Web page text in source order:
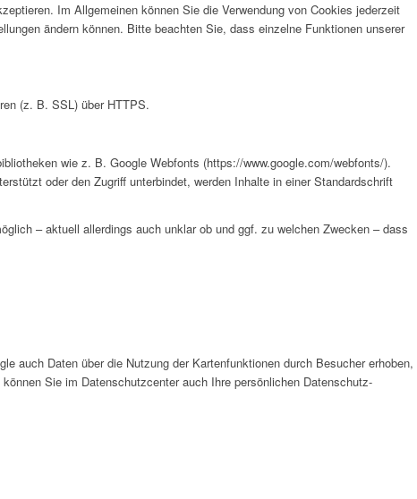
Im Allgemeinen können Sie die Verwendung von Cookies jederzeit
ändern können. Bitte beachten Sie, dass einzelne Funktionen unserer
(z. B. SSL) über HTTPS.
wie z. B. Google Webfonts (https://www.google.com/webfonts/).
oder den Zugriff unterbindet, werden Inhalte in einer Standardschrift
– aktuell allerdings auch unklar ob und ggf. zu welchen Zwecken – dass
auch Daten über die Nutzung der Kartenfunktionen durch Besucher erhoben,
Sie im Datenschutzcenter auch Ihre persönlichen Datenschutz-